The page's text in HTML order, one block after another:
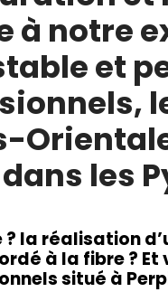
à notre
et
les
la réalisation
à la fibre ? Et
situé à